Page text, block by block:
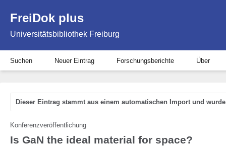
FreiDok plus
Universitätsbibliothek Freiburg
Suchen Neuer Eintrag Forschungsberichte Über
Dieser Eintrag stammt aus einem automatischen Import und
Konferenzveröffentlichung
Is GaN the ideal material for space?